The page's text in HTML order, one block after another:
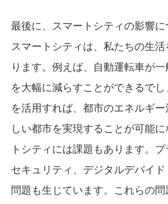
最後に、スマートシティの影響に
スマートシティは、私たちの生
ります。例えば、自動運転車が
を大幅に減らすことができるで
を活用すれば、都市のエネルギ
しい都市を実現することが可能
トシティには課題もあります。
セキュリティ、デジタルデバイ
問題も生じています。これらの